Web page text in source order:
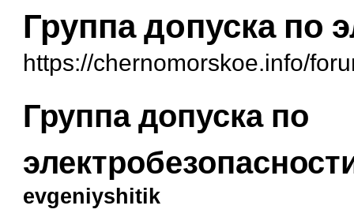
Группа допуска по
https://chernomorskoe.info/
Группа допуска по
evgeniyshitik